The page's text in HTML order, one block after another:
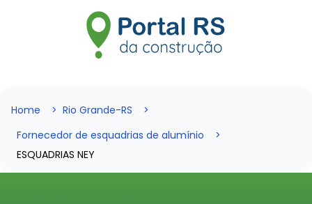
Home
Rio Grande-RS
Fornecedor de esquadrias de alumínio
ESQUADRIAS NEY